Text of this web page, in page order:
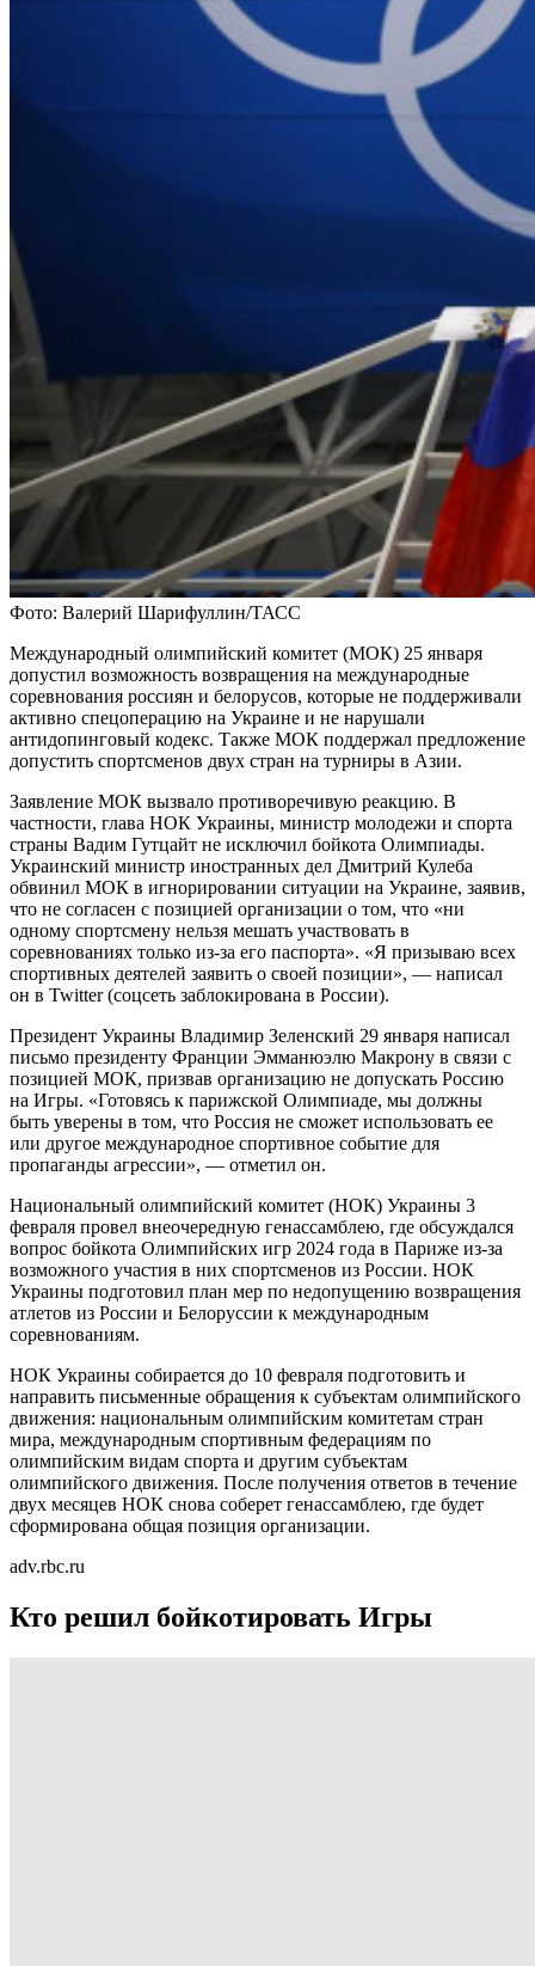
Фото: Валерий Шарифуллин/ТАСС
Международный олимпийский комитет (МОК) 25 января
допустил возможность возвращения на международные
соревнования россиян и белорусов, которые не поддерживали
активно спецоперацию на Украине и не нарушали
антидопинговый кодекс. Также МОК поддержал предложение
допустить спортсменов двух стран на турниры в Азии.
Заявление МОК вызвало противоречивую реакцию. В
частности, глава НОК Украины, министр молодежи и спорта
страны Вадим Гутцайт не исключил бойкота Олимпиады.
Украинский министр иностранных дел Дмитрий Кулеба
обвинил МОК в игнорировании ситуации на Украине, заявив,
что не согласен с позицией организации о том, что «ни
одному спортсмену нельзя мешать участвовать в
соревнованиях только из-за его паспорта». «Я призываю всех
спортивных деятелей заявить о своей позиции», — написал
он в Twitter (соцсеть заблокирована в России).
Президент Украины Владимир Зеленский 29 января написал
письмо президенту Франции Эмманюэлю Макрону в связи с
позицией МОК, призвав организацию не допускать Россию
на Игры. «Готовясь к парижской Олимпиаде, мы должны
быть уверены в том, что Россия не сможет использовать ее
или другое международное спортивное событие для
пропаганды агрессии», — отметил он.
Национальный олимпийский комитет (НОК) Украины 3
февраля провел внеочередную генассамблею, где обсуждался
вопрос бойкота Олимпийских игр 2024 года в Париже из-за
возможного участия в них спортсменов из России. НОК
Украины подготовил план мер по недопущению возвращения
атлетов из России и Белоруссии к международным
соревнованиям.
НОК Украины собирается до 10 февраля подготовить и
направить письменные обращения к субъектам олимпийского
движения: национальным олимпийским комитетам стран
мира, международным спортивным федерациям по
олимпийским видам спорта и другим субъектам
олимпийского движения. После получения ответов в течение
двух месяцев НОК снова соберет генассамблею, где будет
сформирована общая позиция организации.
adv.rbc.ru
Кто решил бойкотировать Игры